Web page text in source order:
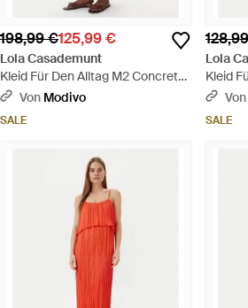
198,99 €125,99 €
Lola Casademunt
Kleid Für Den Alltag M2 Concrete
Jungle Ms2616022 Regular Fit -
Von Modivo
SALE
Lola
Kleid
Von
SALE